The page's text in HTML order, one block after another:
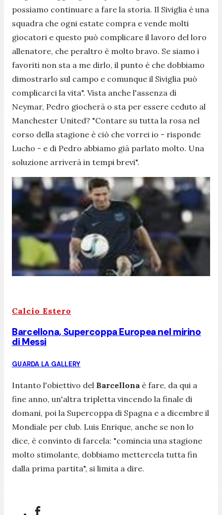
possiamo continuare a fare la storia. Il Siviglia è una
squadra che ogni estate compra e vende molti
giocatori e questo può complicare il lavoro del loro
allenatore, che peraltro è molto bravo. Se siamo i
favoriti non sta a me dirlo, il punto è che dobbiamo
dimostrarlo sul campo e comunque il Siviglia può
complicarci la vita". Vista anche l'assenza di
Neymar, Pedro giocherà o sta per essere ceduto al
Manchester United? "Contare su tutta la rosa nel
corso della stagione è ciò che vorrei io - risponde
Lucho - e di Pedro abbiamo già parlato molto. Una
soluzione arriverà in tempi brevi".
Calcio Estero
Barcellona, Supercoppa Europea nel mirino
di Messi
GUARDA LA GALLERY
Intanto l'obiettivo del Barcellona è fare, da qui a
fine anno, un'altra tripletta vincendo la finale di
domani, poi la Supercoppa di Spagna e a dicembre il
Mondiale per club. Luis Enrique, anche se non lo
dice, è convinto di farcela: "comincia una stagione
molto stimolante, dobbiamo mettercela tutta fin
dalla prima partita", si limita a dire.